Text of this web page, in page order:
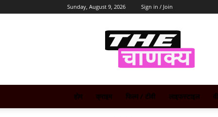
Sunday, August 9, 2026 Sign in / Join
Chanakya
होम क्राइम फिल्म / टीवी लाइफस्टाइल